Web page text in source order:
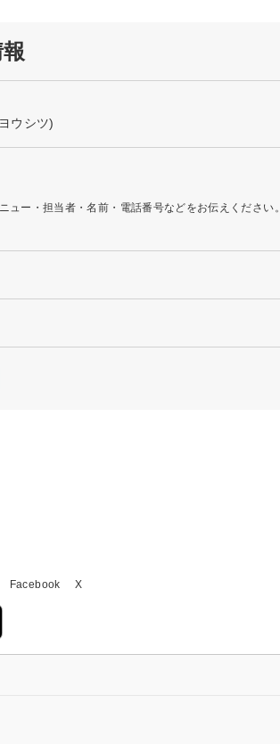
ウシツ)
ー・担当者・名前・電話番号などをお伝えください。
Facebook X